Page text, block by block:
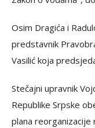
Osim Dragića i
predstavnik
Vasilić koja
Stečajni upravnik
Republike Srpske
plana reorganizacije